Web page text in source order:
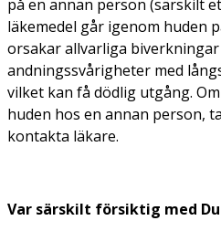
på en annan person (särskilt
läkemedel går igenom huden
orsakar allvarliga biverkningar
andningssvårigheter med
vilket kan få dödlig utgång.
huden hos en annan person,
kontakta läkare.
Var särskilt försiktig med